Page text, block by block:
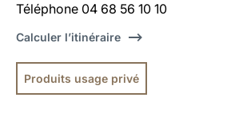
Téléphone 04 68 56 10 10
Calculer l’itinéraire
Produits usage privé